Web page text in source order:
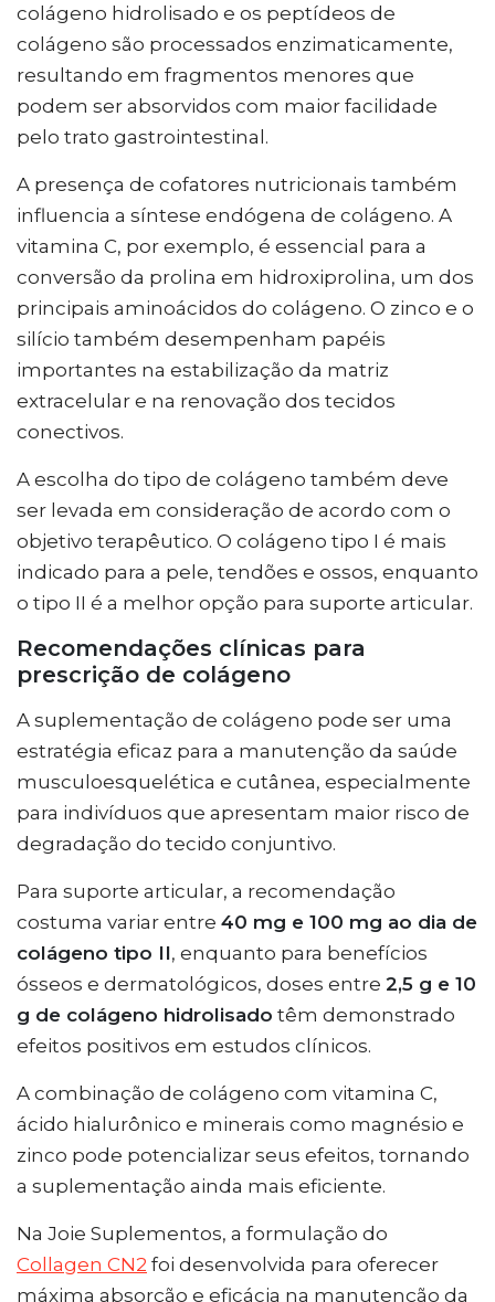
colágeno hidrolisado e os peptídeos de
colágeno são processados enzimaticamente,
resultando em fragmentos menores que
podem ser absorvidos com maior facilidade
pelo trato gastrointestinal.
A presença de cofatores nutricionais também
influencia a síntese endógena de colágeno. A
vitamina C, por exemplo, é essencial para a
conversão da prolina em hidroxiprolina, um dos
principais aminoácidos do colágeno. O zinco e o
silício também desempenham papéis
importantes na estabilização da matriz
extracelular e na renovação dos tecidos
conectivos.
A escolha do tipo de colágeno também deve
ser levada em consideração de acordo com o
objetivo terapêutico. O colágeno tipo I é mais
indicado para a pele, tendões e ossos, enquanto
o tipo II é a melhor opção para suporte articular.
Recomendações clínicas para
prescrição de colágeno
A suplementação de colágeno pode ser uma
estratégia eficaz para a manutenção da saúde
musculoesquelética e cutânea, especialmente
para indivíduos que apresentam maior risco de
degradação do tecido conjuntivo.
Para suporte articular, a recomendação
costuma variar entre 40 mg e 100 mg ao dia de
colágeno tipo II, enquanto para benefícios
ósseos e dermatológicos, doses entre 2,5 g e 10
g de colágeno hidrolisado têm demonstrado
efeitos positivos em estudos clínicos.
A combinação de colágeno com vitamina C,
ácido hialurônico e minerais como magnésio e
zinco pode potencializar seus efeitos, tornando
a suplementação ainda mais eficiente.
Na Joie Suplementos, a formulação do
Collagen CN2 foi desenvolvida para oferecer
máxima absorção e eficácia na manutenção da